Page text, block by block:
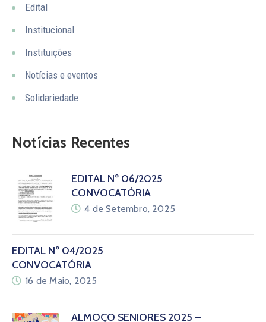
Edital
Institucional
Instituições
Notícias e eventos
Solidariedade
Notícias Recentes
EDITAL Nº 06/2025
CONVOCATÓRIA
4 de Setembro, 2025
EDITAL Nº 04/2025
CONVOCATÓRIA
16 de Maio, 2025
ALMOÇO SENIORES 2025 –